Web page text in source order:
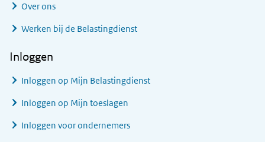
Over ons
Werken bij de Belastingdienst
Inloggen
Inloggen op Mijn Belastingdienst
Inloggen op Mijn toeslagen
Inloggen voor ondernemers